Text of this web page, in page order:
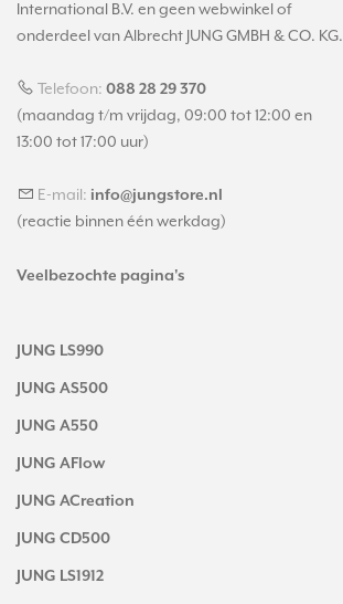
International B.V. en geen webwinkel of
onderdeel van Albrecht JUNG GMBH & CO. KG.
Telefoon: 088 28 29 370
(maandag t/m vrijdag, 09:00 tot 12:00 en
13:00 tot 17:00 uur)
E-mail: info@jungstore.nl
(reactie binnen één werkdag)
Veelbezochte pagina's
JUNG LS990
JUNG AS500
JUNG A550
JUNG AFlow
JUNG ACreation
JUNG CD500
JUNG LS1912